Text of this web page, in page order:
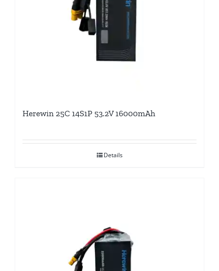
Herewin 25C 14S1P 53.2V 16000mAh
Details